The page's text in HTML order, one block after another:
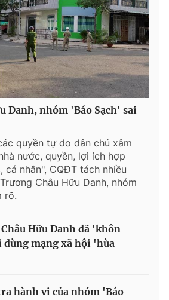
Danh, nhóm 'Báo Sạch' sai
quyền tự do dân chủ xâm
nước, quyền, lợi ích hợp
cá nhân", CQĐT tách nhiều
Châu Hữu Danh, nhóm
rõ.
Hữu Danh đã 'khôn
dùng mạng xã hội 'hùa
hành vi của nhóm 'Báo